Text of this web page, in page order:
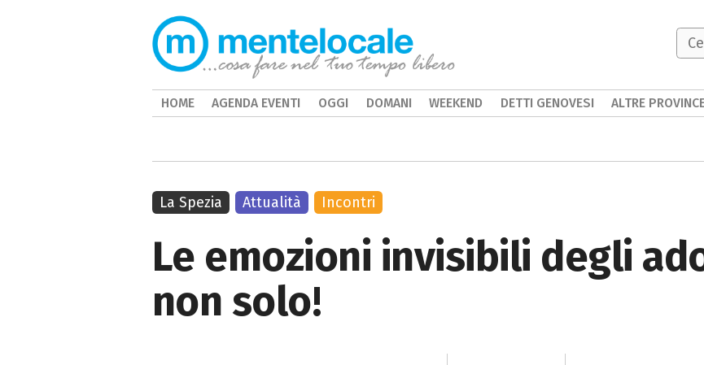
Le emozioni invisibili degli
non solo!
La Spezia Attualità Incontri
HOME AGENDA EVENTI OGGI DOMANI WEEKEND DETTI GENOVESI ALTRE